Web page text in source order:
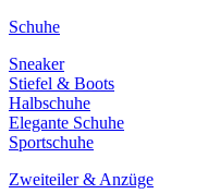
Schuhe
Sneaker
Stiefel & Boots
Halbschuhe
Elegante Schuhe
Sportschuhe
Zweiteiler & Anzüge